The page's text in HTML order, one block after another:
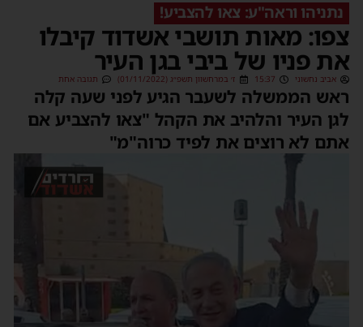
נתניהו וראה"ע: צאו להצביע!
צפו: מאות תושבי אשדוד קיבלו
את פניו של ביבי בגן העיר
אביב נחשוני 15:37 ז׳ במרחשוון תשפ״ג (01/11/2022) תגובה אחת
ראש הממשלה לשעבר הגיע לפני שעה קלה
לגן העיר והלהיב את הקהל "צאו להצביע אם
אתם לא רוצים את לפיד כרוה"מ"